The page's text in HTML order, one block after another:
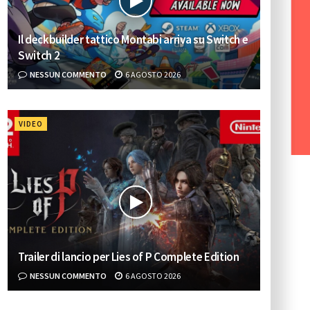
Il deckbuilder tattico Montabi arriva su Switch e
Switch 2
NESSUN COMMENTO 6 AGOSTO 2026
VIDEO
Trailer di lancio per Lies of P Complete Edition
NESSUN COMMENTO 6 AGOSTO 2026